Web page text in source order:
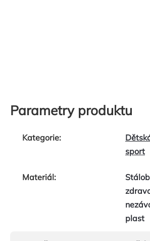
Parametry produktu
Kategorie:
sport
Materiál:
plast